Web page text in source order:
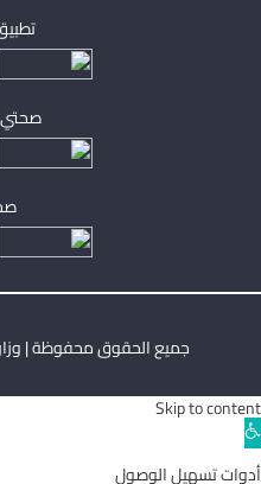
جميع الحقوق محفوظة | وزارة
Skip to content
Open
toolbar
أدوات تسهيل الوصول